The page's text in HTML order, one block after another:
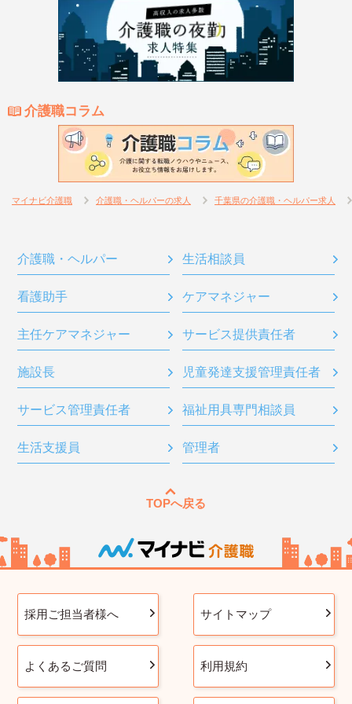
介護職コラム
マイナビ介護職 介護職・ヘルパーの求人 千葉県の介護職・ヘルパー求人
介護職・ヘルパー 生活相談員
看護助手 ケアマネジャー
主任ケアマネジャー サービス提供責任者
施設長 児童発達支援管理責任者
サービス管理責任者 福祉用具専門相談員
生活支援員 管理者
TOPへ戻る
採用ご担当者様へ サイトマップ
よくあるご質問 利用規約